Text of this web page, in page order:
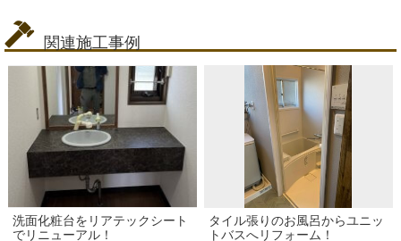
関連施工事例
洗面化粧台をリアテックシート
でリニューアル！
タイル張りのお風呂からユニッ
トバスへリフォーム！